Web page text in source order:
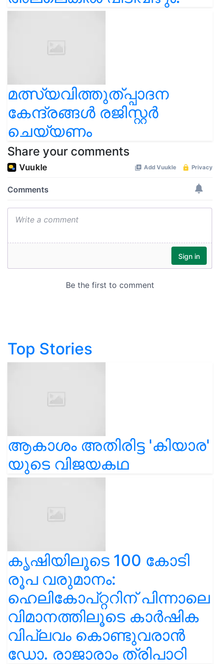
മത്സ്യവിത്തുത്പ്പാദന
കേന്ദ്രങ്ങള്‍ രജിസ്റ്റര്‍
ചെയ്യണം
Share your comments
Top Stories
ആകാശം അതിരിട്ട 'കിയാര'
യുടെ വിജയകഥ
കൃഷിയിലൂടെ 100 കോടി
രൂപ വരുമാനം:
ഹെലികോപ്റ്ററിന് പിന്നാലെ
വിമാനത്തിലൂടെ കാർഷിക
വിപ്ലവം കൊണ്ടുവരാൻ
ഡോ. രാജാരാം ത്രിപാഠി